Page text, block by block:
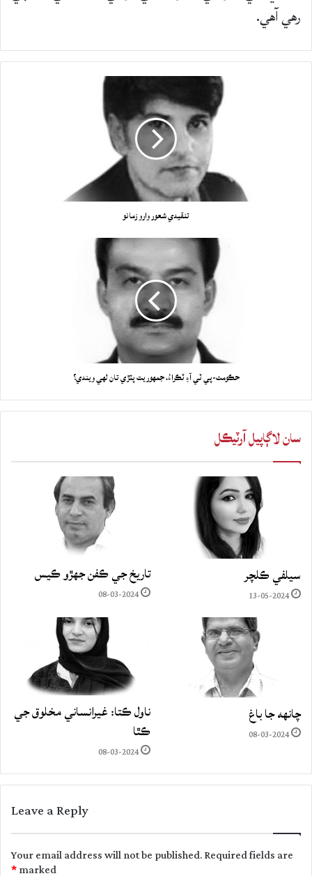
رهي آهي.
تنقيدي شعور وارو زمانو
حڪومت-پي ٽي آءِ ٽڪراءُ، جمهوريت پٽڙي تان لهي ويندي؟
سان لاڳاپيل آرٽيڪل
سيلفي ڪلچر
13-05-2024
تاريخ جي ڪفن جھڙو ڪيس
08-03-2024
چانهه جا باغ
08-03-2024
ناول ڪتا: غيرانساني مخلوق جي
ڪٿا
08-03-2024
Leave a Reply
Your email address will not be published.Required fields are
marked
*